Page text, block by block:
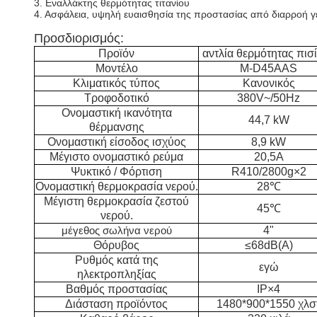
3. Εναλλάκτης θερμότητας τιτανίου
4. Ασφάλεια, υψηλή ευαισθησία της προστασίας από διαρροή
Προσδιορισμός:
Προϊόν
αντλία θερμότητας
Μοντέλο
M-D45AAS
Κλιματικός τύπος
Κανονικός
Τροφοδοτικό
380V~/50Hz
Ονομαστική ικανότητα
θέρμανσης
44,7 kW
Ονομαστική είσοδος ισχύος
8,9 kW
Μέγιστο ονομαστικό ρεύμα
20,5Α
Ψυκτικό / Φόρτιση
R410/2800g×2
Ονομαστική θερμοκρασία νερού.
28℃
Μέγιστη θερμοκρασία ζεστού
νερού.
45℃
μέγεθος σωλήνα νερού
4"
Θόρυβος
≤68dB(A)
Ρυθμός κατά της
ηλεκτροπληξίας
εγώ
Βαθμός προστασίας
IP×4
Διάσταση προϊόντος
1480*900*1550